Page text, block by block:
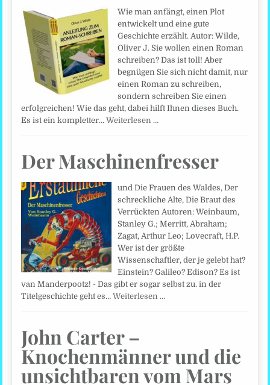
Wie man anfängt, einen Plot
entwickelt und eine gute
Geschichte erzählt. Autor: Wilde,
Oliver J. Sie wollen einen Roman
schreiben? Das ist toll! Aber
begnügen Sie sich nicht damit, nur
einen Roman zu schreiben,
sondern schreiben Sie einen
erfolgreichen! Wie das geht, dabei hilft Ihnen dieses Buch.
Es ist ein kompletter…Weiterlesen …
Der Maschinenfresser
und Die Frauen des Waldes, Der
schreckliche Alte, Die Braut des
Verrückten Autoren: Weinbaum,
Stanley G.; Merritt, Abraham;
Zagat, Arthur Leo; Lovecraft, H.P.
Wer ist der größte
Wissenschaftler, der je gelebt hat?
Einstein? Galileo? Edison? Es ist
van Manderpootz! - Das gibt er sogar selbst zu. in der
Titelgeschichte geht es…Weiterlesen …
John Carter –
Knochenmänner und die
unsichtbaren vom Mars